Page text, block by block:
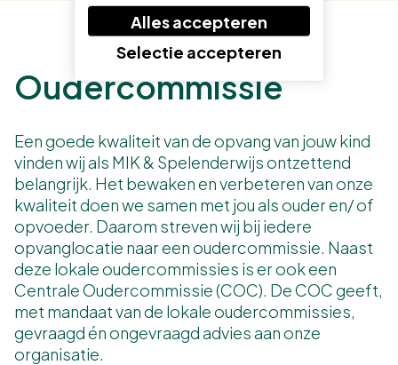
Oudercommissie
Een goede kwaliteit van de opvang van jouw kind
vinden wij als MIK & Spelenderwijs ontzettend
belangrijk. Het bewaken en verbeteren van onze
kwaliteit doen we samen met jou als ouder en/ of
opvoeder. Daarom streven wij bij iedere
opvanglocatie naar een oudercommissie. Naast
deze lokale oudercommissies is er ook een
Centrale Oudercommissie (COC). De COC geeft,
met mandaat van de lokale oudercommissies,
gevraagd én ongevraagd advies aan onze
organisatie.
Alles accepteren
Selectie accepteren